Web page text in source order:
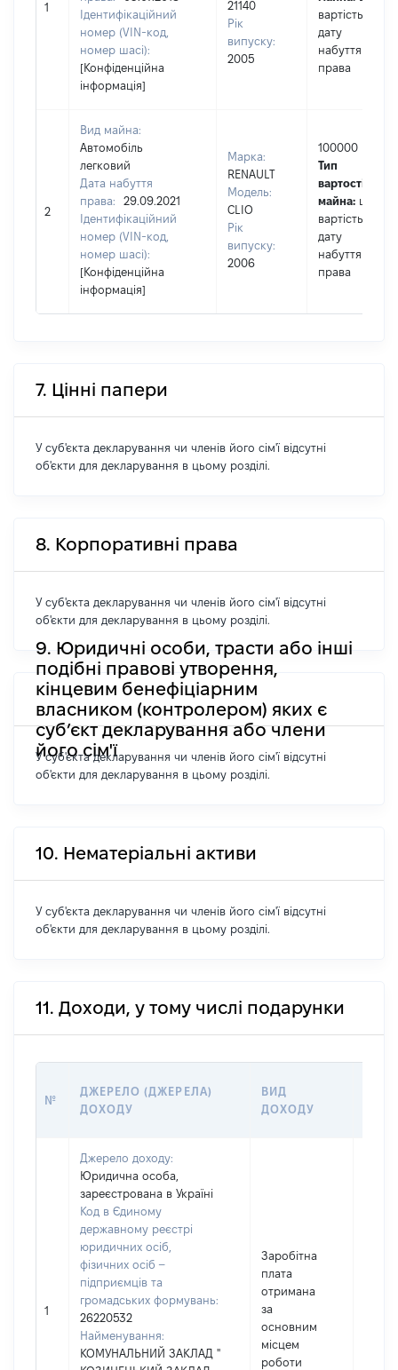
1
Ідентифікаційний
номер (VIN-код,
номер шасі):
[Конфіденційна
інформація]
21140
Рік
випуску:
2005
вартість на
дату
набуття
права
2
Вид майна:
Автомобіль
легковий
Дата набуття
права:
29.09.2021
Ідентифікаційний
номер (VIN-код,
номер шасі):
[Конфіденційна
інформація]
Марка:
RENAULT
Модель:
CLIO
Рік
випуску:
2006
100000
Тип
вартості
майна: це
вартість на
дату
набуття
права
7. Цінні папери
У суб'єкта декларування чи членів його сім'ї відсутні
об'єкти для декларування в цьому розділі.
8. Корпоративні права
У суб'єкта декларування чи членів його сім'ї відсутні
об'єкти для декларування в цьому розділі.
9. Юридичні особи, трасти або інші
подібні правові утворення,
кінцевим бенефіціарним
власником (контролером) яких є
суб’єкт декларування або члени
його сім'ї
У суб'єкта декларування чи членів його сім'ї відсутні
об'єкти для декларування в цьому розділі.
10. Нематеріальні активи
У суб'єкта декларування чи членів його сім'ї відсутні
об'єкти для декларування в цьому розділі.
11. Доходи, у тому числі подарунки
№
ДЖЕРЕЛО (ДЖЕРЕЛА)
ДОХОДУ
ВИД
ДОХОДУ
1
Джерело доходу:
Юридична особа,
зареєстрована в Україні
Код в Єдиному
державному реєстрі
юридичних осіб,
фізичних осіб –
підприємців та
громадських формувань:
26220532
Найменування:
КОМУНАЛЬНИЙ ЗАКЛАД "
Заробітна
плата
отримана
за
основним
місцем
роботи